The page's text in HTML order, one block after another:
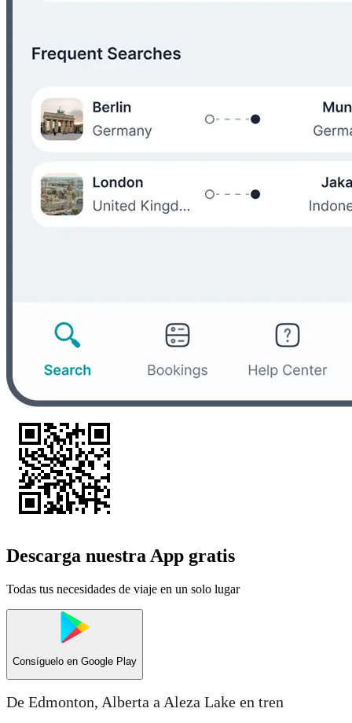
Descarga nuestra App gratis
Todas tus necesidades de viaje en un solo lugar
Consíguelo en Google Play
De Edmonton, Alberta a Aleza Lake en tren